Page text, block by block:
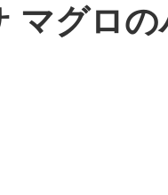
マグロ